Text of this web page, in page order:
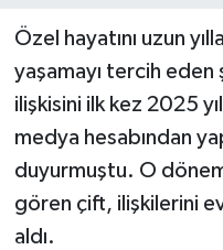
Özel hayatını uzun
yaşamayı tercih eden
ilişkisini ilk kez 2025
medya hesabından
duyurmuştu. O
gören çift, ilişkilerini
aldı.